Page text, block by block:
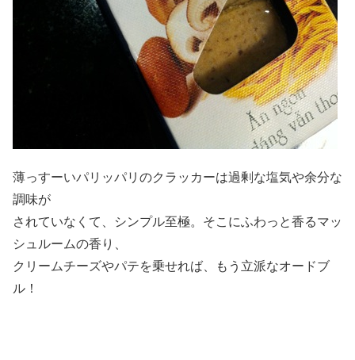
薄っすーいパリッパリのクラッカーは過剰な塩気や余分な
調味が
されていなくて、シンプル至極。そこにふわっと香るマッ
シュルームの香り、
クリームチーズやパテを乗せれば、もう立派なオードブ
ル！